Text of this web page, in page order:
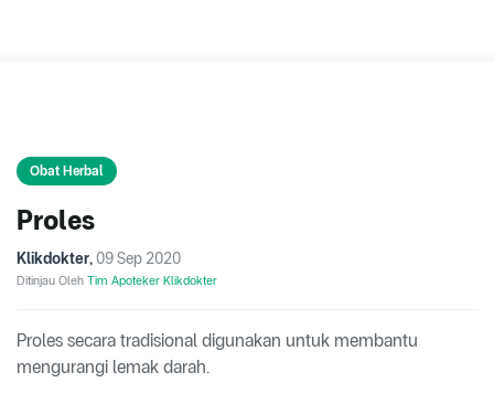
Obat Herbal
Proles
Klikdokter, 09 Sep 2020
Ditinjau Oleh Tim Apoteker Klikdokter
Proles secara tradisional digunakan untuk membantu
mengurangi lemak darah.